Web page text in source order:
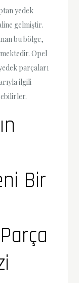
yedek
gelmiştir.
bu bölge,
Opel
parçaları
ilgili
Bir